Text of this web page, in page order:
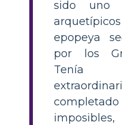
sido uno
epopeya
por los
Tenía